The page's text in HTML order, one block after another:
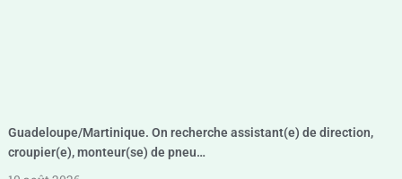
Guadeloupe/Martinique. On recherche assistant(e) de direction,
croupier(e), monteur(se) de pneu…